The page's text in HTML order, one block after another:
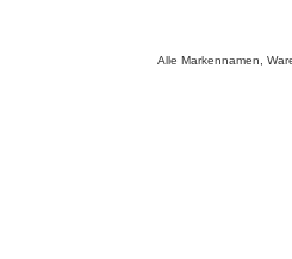
Alle Markennamen,